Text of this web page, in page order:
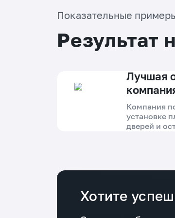
Показательные
Результат
Лучшая
Компания
установке
дверей и
Несмотря на лидерство в
привлекал клиентов из
разрозненная структура
Хотите